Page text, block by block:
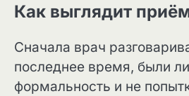
Как выглядит
Сначала врач
последнее время, были
формальность и не